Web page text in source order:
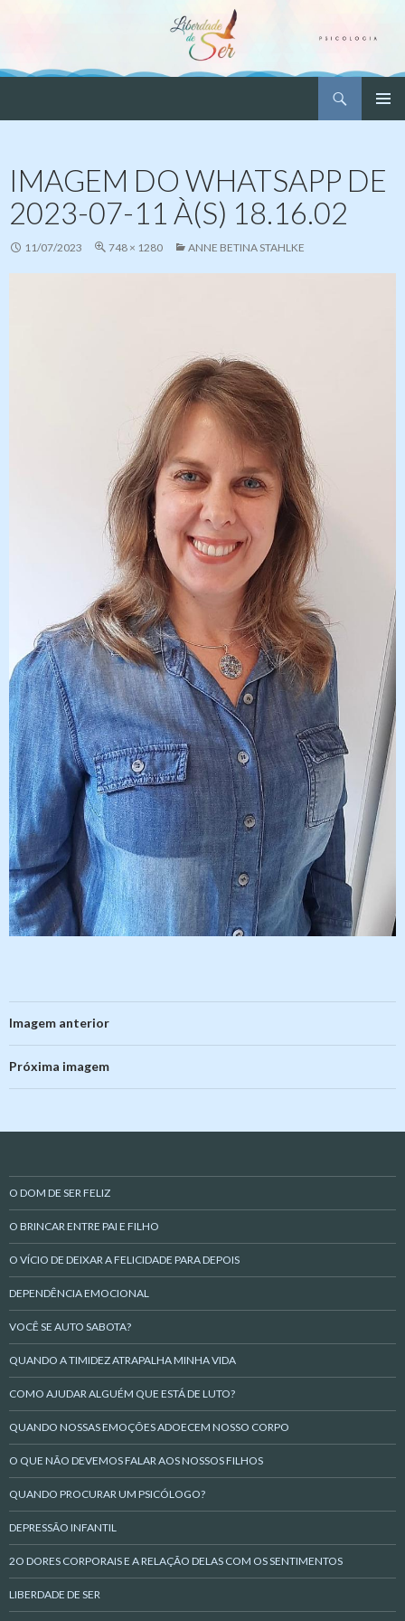
CONTEÚDO
IMAGEM DO WHATSAPP DE
2023-07-11 À(S) 18.16.02
11/07/2023 748 × 1280 ANNE BETINA STAHLKE
Imagem anterior
Próxima imagem
O DOM DE SER FELIZ
O BRINCAR ENTRE PAI E FILHO
O VÍCIO DE DEIXAR A FELICIDADE PARA DEPOIS
DEPENDÊNCIA EMOCIONAL
VOCÊ SE AUTO SABOTA?
QUANDO A TIMIDEZ ATRAPALHA MINHA VIDA
COMO AJUDAR ALGUÉM QUE ESTÁ DE LUTO?
QUANDO NOSSAS EMOÇÕES ADOECEM NOSSO CORPO
O QUE NÃO DEVEMOS FALAR AOS NOSSOS FILHOS
QUANDO PROCURAR UM PSICÓLOGO?
DEPRESSÃO INFANTIL
2O DORES CORPORAIS E A RELAÇÃO DELAS COM OS SENTIMENTOS
LIBERDADE DE SER